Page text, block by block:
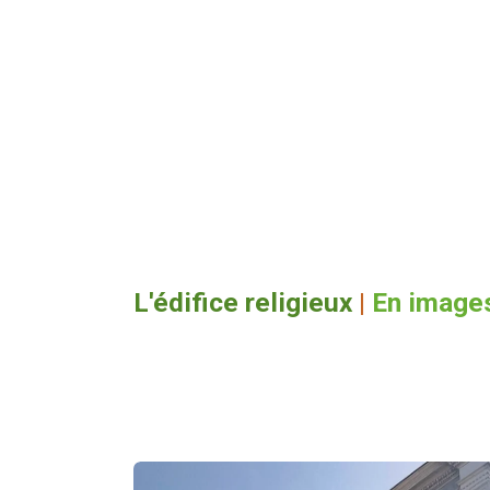
L'édifice religieux | En